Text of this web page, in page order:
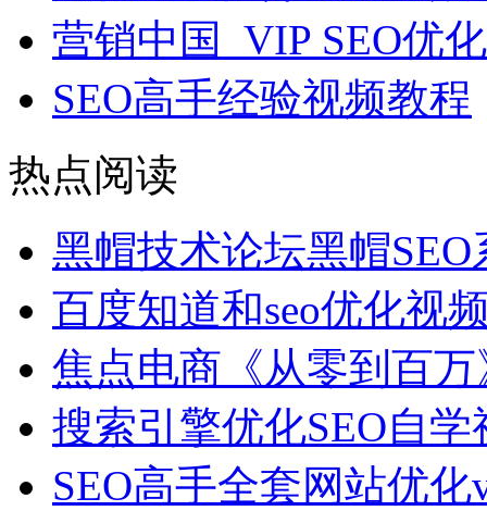
营销中国_VIP SEO优
SEO高手经验视频教程
热点阅读
黑帽技术论坛黑帽
百度知道和seo优化视
焦点电商《从零到百
搜索引擎优化SEO自学
SEO高手全套网站优